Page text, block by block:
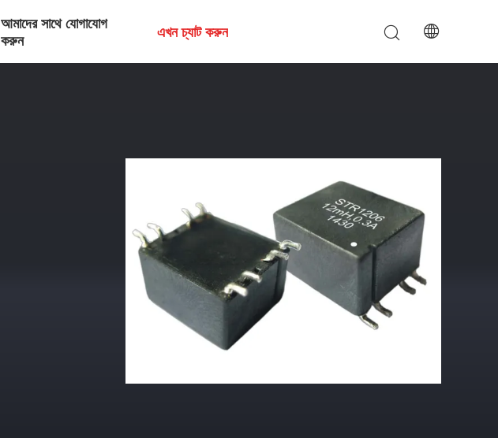
আমাদের সাথে যোগাযোগ
করুন
এখন চ্যাট করুন